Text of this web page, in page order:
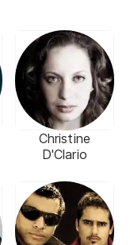
Christine
D'Clario